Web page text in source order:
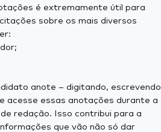
é extremamente útil para
sobre os mais diversos
anote – digitando, escrevendo
acesse essas anotações durante a
redação. Isso contribui para a
que vão não só dar